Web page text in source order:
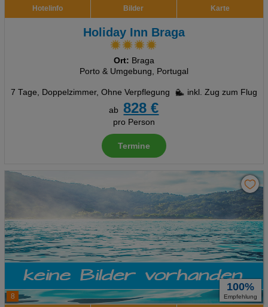
Hotelinfo Bilder Karte
Holiday Inn Braga
Ort: Braga
Porto & Umgebung, Portugal
7 Tage, Doppelzimmer, Ohne Verpflegung
inkl. Zug zum Flug
ab
828 €
pro Person
Termine
8
100%
Empfehlung